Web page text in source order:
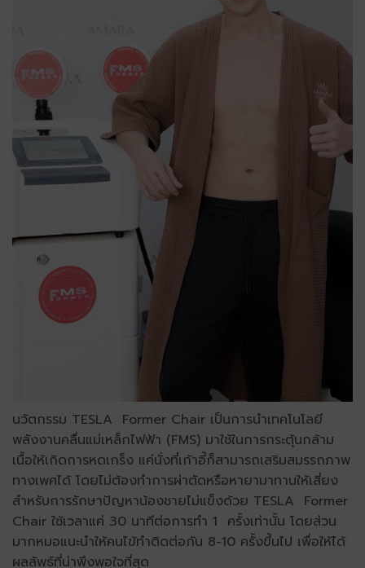
นวัตกรรม TESLA Former Chair เป็นการนำเทคโนโลยี
พลังงานคลื่นแม่เหล็กไฟฟ้า (FMS) มาใช้ในการกระตุ้นกล้าม
เนื้อให้เกิดการหดเกร็ง แค่นั่งที่เก้าอี้ก็สามารถเสริมสมรรถภาพ
ทางเพศได้ โดยไม่ต้องทำการผ่าตัดหรือหายามาทานให้เสี่ยง
สำหรับการรักษาปัญหาน้องชายไม่แข็งด้วย TESLA Former
Chair ใช้เวลาแค่ 30 นาทีต่อการทำ 1 ครั้งเท่านั้น โดยส่วน
มากหมอแนะนำให้คนไข้ทำติดต่อกัน 8-10 ครั้งขึ้นไป เพื่อให้ได้
ผลลัพธ์ที่น่าพึงพอใจที่สุด